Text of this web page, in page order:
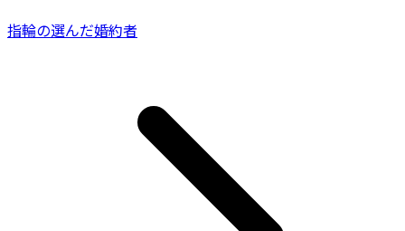
指輪の選んだ婚約者